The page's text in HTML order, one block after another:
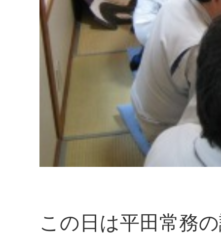
この日は平田常務